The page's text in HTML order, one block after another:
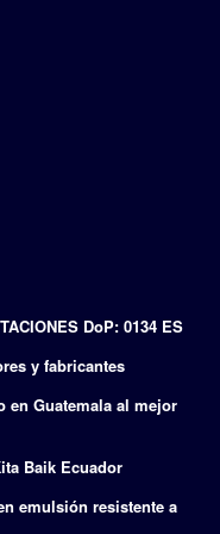
DoP: 0134 ES
y fabricantes
en Guatemala al mejor
Baik Ecuador
emulsión resistente a